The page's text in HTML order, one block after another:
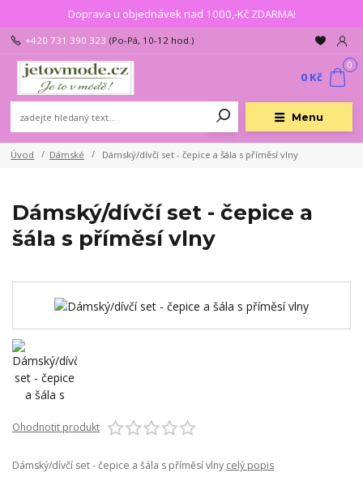
Doprava u objednávek nad 1000,-Kč ZDARMA!
Menu
+420 731 390 323 (Po-Pá, 10-12 hod.)
0
0 Kč
Úvod Dámské Dámský/dívčí set - čepice a šála s příměsí vlny
Dámský/dívčí set - čepice a
šála s příměsí vlny
Ohodnotit produkt
Dámský/dívčí set - čepice a šála s příměsí vlny celý popis